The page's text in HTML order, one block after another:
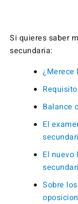
Si quieres saber
secundaria:
¿Merece
Balance
El
El nuevo
Sobre